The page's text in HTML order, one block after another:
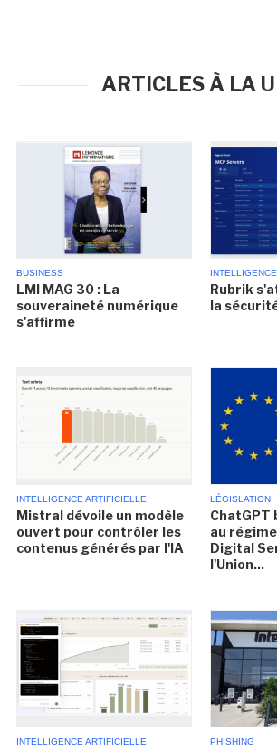
ARTICLES À LA
BUSINESS
LMI MAG 30 : La
souveraineté numérique
s'affirme
Rubrik
la
INTELLIGENCE ARTIFICIELLE
Mistral dévoile un modèle
ouvert pour contrôler les
contenus générés par l'IA
LÉGISLATION
ChatGPT
au
Digital
l'Union...
INTELLIGENCE ARTIFICIELLE PHISHING